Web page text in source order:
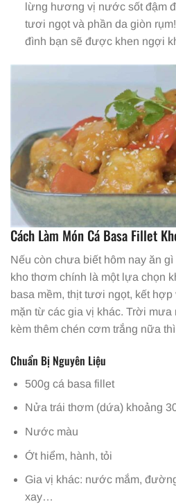
lừng hương vị nước sốt đậm
tươi ngọt và phần da giòn
đình bạn sẽ được khen ngợi
Cách Làm Món Cá Basa Fillet
Nếu còn chưa biết hôm nay ăn
kho thơm chính là một lựa chọn
basa mềm, thịt tươi ngọt, kết
mặn từ các gia vị khác. Trời mưa
kèm thêm chén cơm trắng nữa
Chuẩn Bị Nguyên Liệu
500g cá basa fillet
Nửa trái thơm (dứa) khoảng
Nước màu
Ớt hiểm, hành, tỏi
Gia vị khác: nước mắm,
xay…